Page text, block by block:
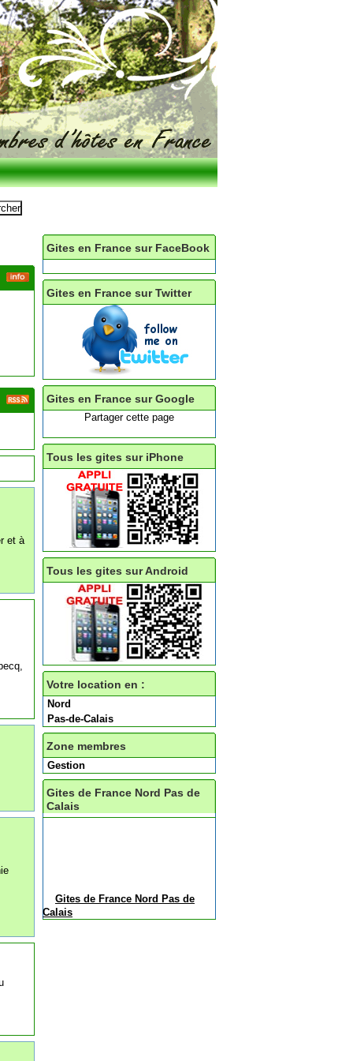
Gites en France sur FaceBook
Gites en France sur Twitter
Gites en France sur Google
Partager cette page
Tous les gites sur iPhone
Tous les gites sur Android
Votre location en :
Nord
Pas-de-Calais
Zone membres
Gestion
Gites de France Nord Pas de
Calais
Gites de France Nord Pas de
Calais
et à